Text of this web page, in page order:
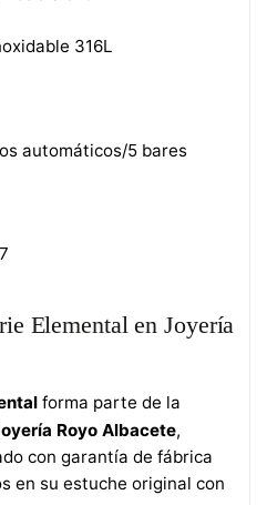
316L
automáticos/5 bares
Elemental en Joyería
forma parte de la
Royo Albacete,
con garantía de fábrica
en su estuche original con